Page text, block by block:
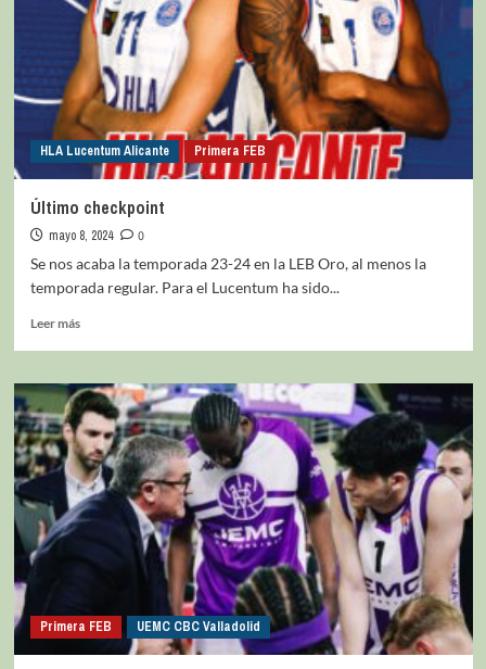
HLA Lucentum Alicante Primera FEB
Último checkpoint
mayo 8, 2024
0
Se nos acaba la temporada 23-24 en la LEB Oro, al menos la
temporada regular. Para el Lucentum ha sido...
Leer más
Primera FEB UEMC CBC Valladolid